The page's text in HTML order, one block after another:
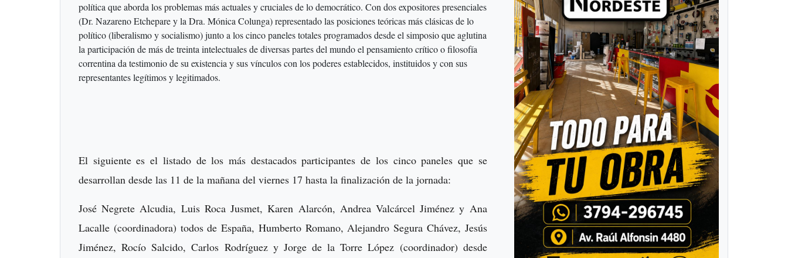
política que aborda los problemas más actuales y cruciales de lo democrático. Con dos expositores presenciales
(Dr. Nazareno Etchepare y la Dra. Mónica Colunga) representado las posiciones teóricas más clásicas de lo
político (liberalismo y socialismo) junto a los cinco paneles totales programados desde el simposio que aglutina
la participación de más de treinta intelectuales de diversas partes del mundo el pensamiento crítico o filosofía
correntina da testimonio de su existencia y sus vínculos con los poderes establecidos, instituidos y con sus
representantes legítimos y legitimados.
El siguiente es el listado de los más destacados participantes de los cinco paneles que se
desarrollan desde las 11 de la mañana del viernes 17 hasta la finalización de la jornada:
José Negrete Alcudia, Luis Roca Jusmet, Karen Alarcón, Andrea Valcárcel Jiménez y Ana
Lacalle (coordinadora) todos de España, Humberto Romano, Alejandro Segura Chávez, Jesús
Jiménez, Rocío Salcido, Carlos Rodríguez y Jorge de la Torre López (coordinador) desde